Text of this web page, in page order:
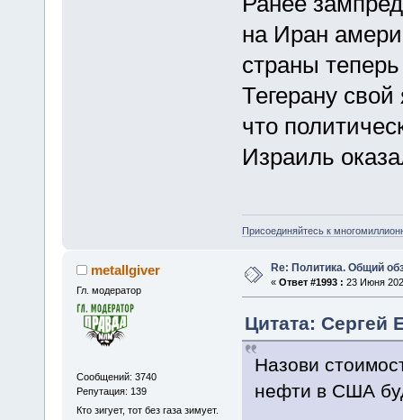
на Иран
страны
Тегерану
что
Израиль
Присоединяйтесь к
metallgiver
Гл. модератор
Сообщений: 3740
Репутация: 139
Кто зигует, тот без газа зимует.
Re: Политика. Общий
« Ответ #1993 : 23 Июня
Цитата: Сергей
Назови
нефти в США